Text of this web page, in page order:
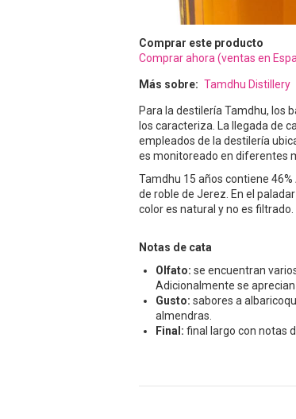
Comprar este producto
Comprar ahora (ventas en
Más sobre Tamdhu Distillery
Para la destilería Tamdhu, los
los caracteriza. La llegada de
empleados de la destilería
es monitoreado en diferentes
Tamdhu 15 años contiene
de roble de Jerez. En el
color es natural y no es filtrado.
Notas de cata
Olfato: se encuentran
Adicionalmente se
Gusto: sabores a
almendras.
Final: final largo con notas